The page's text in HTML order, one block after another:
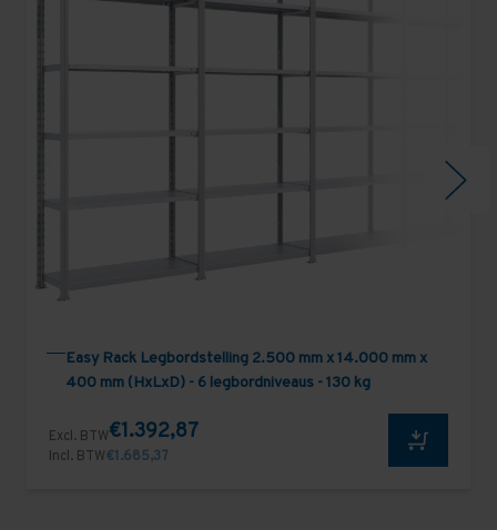
Easy Rack Legbordstelling 2.500 mm x 14.000 mm x
400 mm (HxLxD) - 6 legbordniveaus - 130 kg
Excl. BTW€1.392,87
Incl. BTW€1.685,37